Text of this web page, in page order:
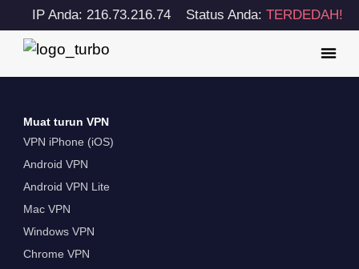
IP Anda: 216.73.216.74 Status Anda: TERDEDAH!
Muat turun VPN
VPN iPhone (iOS)
Android VPN
Android VPN Lite
Mac VPN
Windows VPN
Chrome VPN